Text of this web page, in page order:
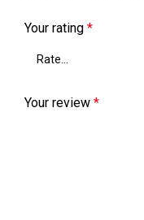
Your rating *
Your review *